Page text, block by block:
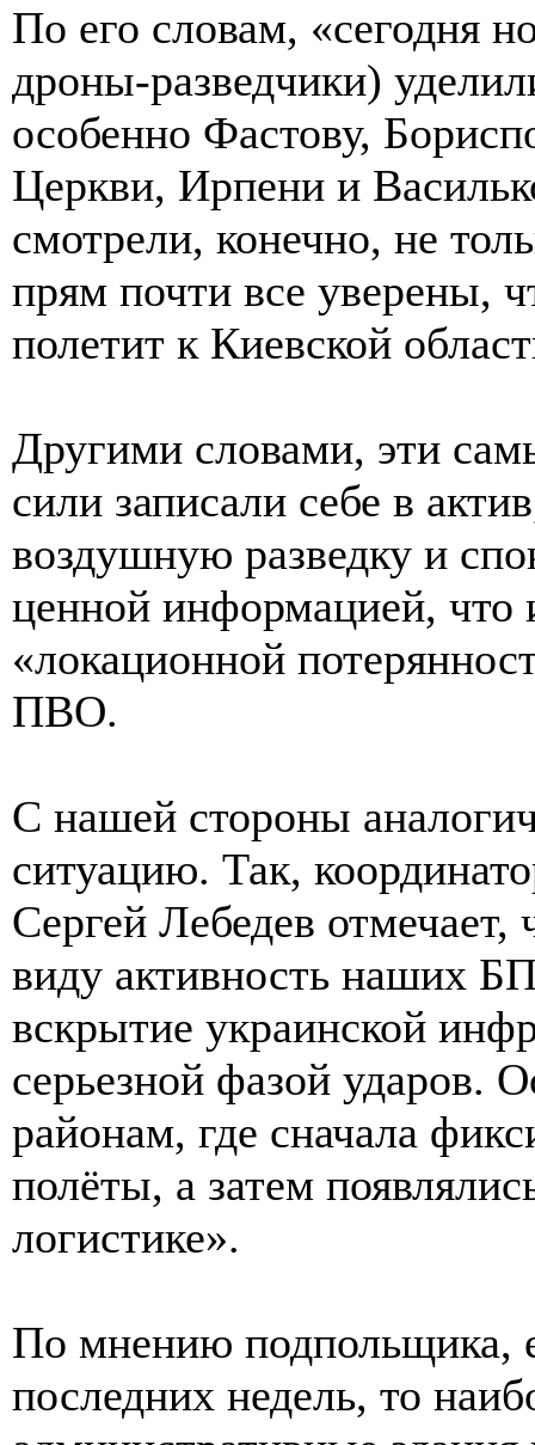
По его словам, «сегодня
дроны-разведчики)
особенно Фастову,
Церкви, Ирпени и
смотрели, конечно, не
прям почти все уверены,
полетит к Киевской
Другими словами, эти
сили записали себе в
воздушную разведку и
ценной информацией, что
«локационной
ПВО.
С нашей стороны
ситуацию. Так,
Сергей Лебедев отмечает,
виду активность наших
вскрытие украинской
серьезной фазой ударов.
районам, где сначала
полёты, а затем
логистике».
По мнению подпольщика,
последних недель, то